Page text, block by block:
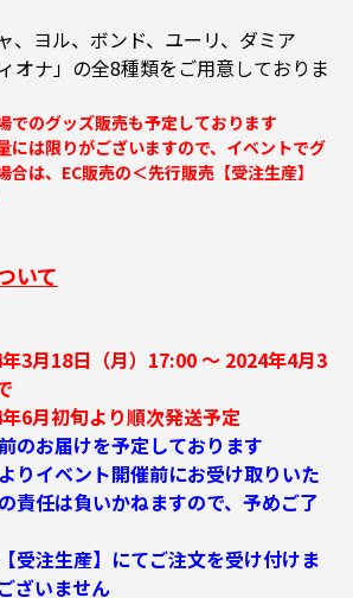
、ヨル、ボンド、ユーリ、ダミア
オナ」の全8種類をご用意しておりま
でのグッズ販売も予定しております
には限りがございますので、イベントでグ
合は、EC販売の＜先行販売【受注生産】
いて
3月18日（月）17:00 ～ 2024年4月3
6月初旬より順次発送予定
お届けを予定しております
イベント開催前にお受け取りいた
責任は負いかねますので、予めご了
注生産】にてご注文を受け付けま
ざいません